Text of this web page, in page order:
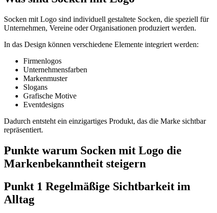
Socken mit Logo sind individuell gestaltete Socken, die speziell für
Unternehmen, Vereine oder Organisationen produziert werden.
In das Design können verschiedene Elemente integriert werden:
Firmenlogos
Unternehmensfarben
Markenmuster
Slogans
Grafische Motive
Eventdesigns
Dadurch entsteht ein einzigartiges Produkt, das die Marke sichtbar
repräsentiert.
Punkte warum Socken mit Logo die
Markenbekanntheit steigern
Punkt 1 Regelmäßige Sichtbarkeit im
Alltag